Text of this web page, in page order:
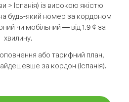
> Іспанія) із високою якістю
будь-який номер за кордоном
чи мобільний — від 1.9 ¢ за
хвилину.
або тарифний план,
за кордон (Іспанія).